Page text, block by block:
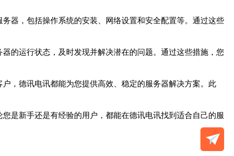
器，包括操作系统的安装、网络设置和安全配置等。通过这些
的运行状态，及时发现并解决潜在的问题。通过这些措施，您
，德讯电讯都能为您提供高效、稳定的服务器解决方案。此
是新手还是有经验的用户，都能在德讯电讯找到适合自己的服